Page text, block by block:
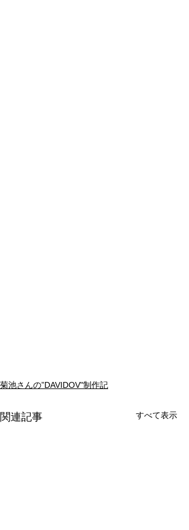
菊池さんの”DAVIDOV"制作記
関連記事 すべて表示